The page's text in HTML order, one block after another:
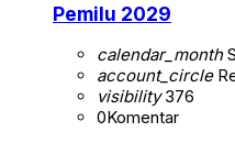
Pemilu 2029
calendar_month
account_circle
visibility376
0Komentar